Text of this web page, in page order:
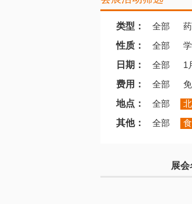
类型： 全部
性质：
全部
日期：
全部 1
费用：
全部
地点：
全部
其他：
全部
展会